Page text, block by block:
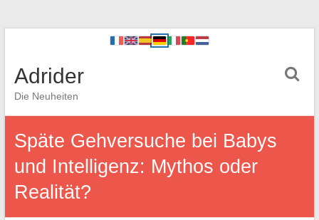
Adrider
Die Neuheiten
Späte Gehversuche bei Babys
und Intelligenz: Mythos oder
Realität?